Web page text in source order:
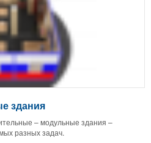
здания
– модульные здания –
разных задач.